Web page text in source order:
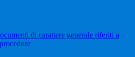
di carattere generale riferiti a